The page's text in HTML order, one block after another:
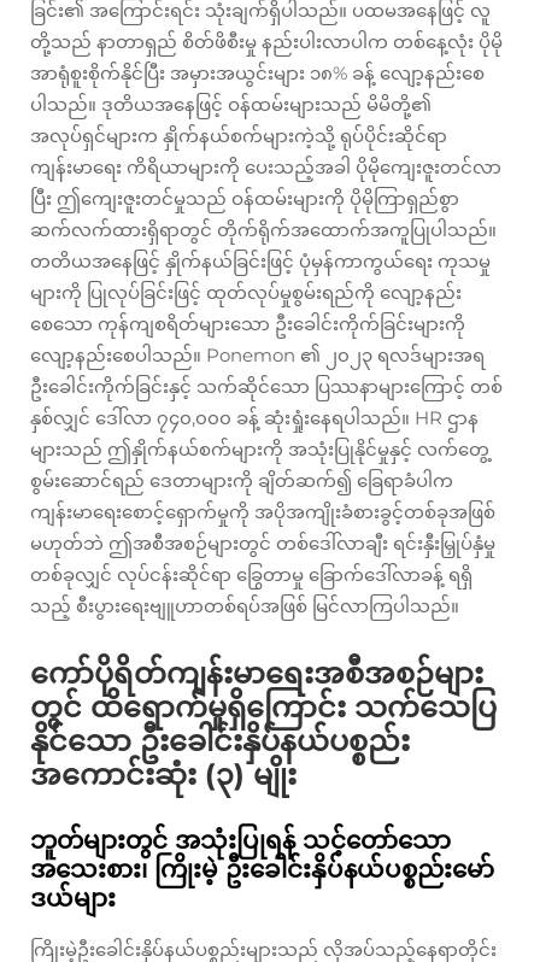
ခြင်း၏ အကြောင်းရင်း သုံးချက်ရှိပါသည်။ ပထမအနေဖြင့် လူ
တို့သည် နာတာရှည် စိတ်ဖိစီးမှု နည်းပါးလာပါက တစ်နေ့လုံး ပိုမို
အာရုံစူးစိုက်နိုင်ပြီး အမှားအယွင်းများ ၁၈% ခန့် လျော့နည်းစေ
ပါသည်။ ဒုတိယအနေဖြင့် ဝန်ထမ်းများသည် မိမိတို့၏
အလုပ်ရှင်များက နှိုက်နယ်စက်များကဲ့သို့ ရုပ်ပိုင်းဆိုင်ရာ
ကျန်းမာရေး ကိရိယာများကို ပေးသည့်အခါ ပိုမိုကျေးဇူးတင်လာ
ပြီး ဤကျေးဇူးတင်မှုသည် ဝန်ထမ်းများကို ပိုမိုကြာရှည်စွာ
ဆက်လက်ထားရှိရာတွင် တိုက်ရိုက်အထောက်အကူပြုပါသည်။
တတိယအနေဖြင့် နှိုက်နယ်ခြင်းဖြင့် ပုံမှန်ကာကွယ်ရေး ကုသမှု
များကို ပြုလုပ်ခြင်းဖြင့် ထုတ်လုပ်မှုစွမ်းရည်ကို လျော့နည်း
စေသော ကုန်ကျစရိတ်များသော ဦးခေါင်းကိုက်ခြင်းများကို
လျော့နည်းစေပါသည်။ Ponemon ၏ ၂၀၂၃ ရလဒ်များအရ
ဦးခေါင်းကိုက်ခြင်းနှင့် သက်ဆိုင်သော ပြဿနာများကြောင့် တစ်
နှစ်လျှင် ဒေါ်လာ ၇၄၀,၀၀၀ ခန့် ဆုံးရှုံးနေရပါသည်။ HR ဌာန
များသည် ဤနှိုက်နယ်စက်များကို အသုံးပြုနိုင်မှုနှင့် လက်တွေ့
စွမ်းဆောင်ရည် ဒေတာများကို ချိတ်ဆက်၍ ခြေရာခံပါက
ကျန်းမာရေးစောင့်ရှောက်မှုကို အပိုအကျိုးခံစားခွင့်တစ်ခုအဖြစ်
မဟုတ်ဘဲ ဤအစီအစဉ်များတွင် တစ်ဒေါ်လာချီး ရင်းနှီးမြှုပ်နှံမှု
တစ်ခုလျှင် လုပ်ငန်းဆိုင်ရာ ခြွေတာမှု ခြောက်ဒေါ်လာခန့် ရရှိ
သည့် စီးပွားရေးဗျူဟာတစ်ရပ်အဖြစ် မြင်လာကြပါသည်။
ကော်ပိုရိတ်ကျန်းမာရေးအစီအစဉ်များ
တွင် ထိရောက်မှုရှိကြောင်း သက်သေပြ
နိုင်သော ဦးခေါင်းနှိပ်နယ်ပစ္စည်း
အကောင်းဆုံး (၃) မျိုး
ဘူတ်များတွင် အသုံးပြုရန် သင့်တော်သော
အသေးစား၊ ကြိုးမဲ့ ဦးခေါင်းနှိပ်နယ်ပစ္စည်းမော်
ဒယ်များ
ကြိုးမဲ့ဦးခေါင်းနှိပ်နယ်ပစ္စည်းများသည် လိုအပ်သည့်နေရာတိုင်း